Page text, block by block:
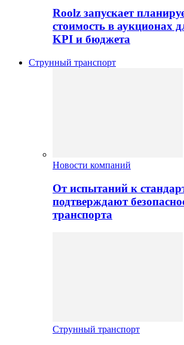
Roolz запускает
стоимость в аукционах
KPI и бюджета
Струнный транспорт
Новости компаний
От испытаний к
подтверждают
транспорта
Струнный транспорт